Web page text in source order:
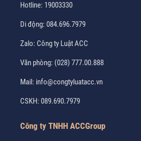
Hotline: 19003330
Di động: 084.696.7979
Zalo: Công ty Luật ACC
Văn phòng: (028) 777.00.888
Mail: info@congtyluatacc.vn
CSKH: 089.690.7979
Công ty TNHH ACCGroup